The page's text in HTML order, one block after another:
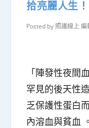
拾亮麗人生
Posted by 照護線上 編
「陣發性夜間
罕見的後天性
乏保護性蛋白
內溶血與貧血